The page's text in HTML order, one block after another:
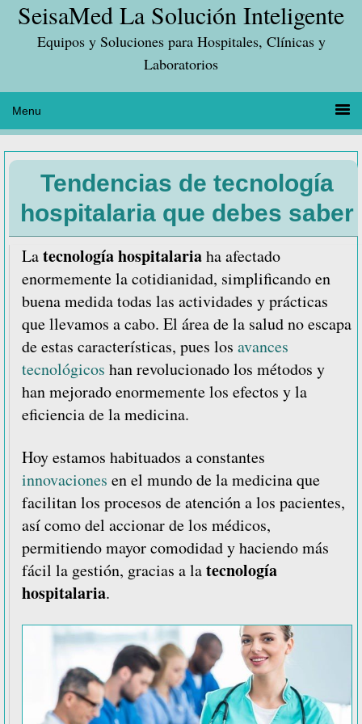
Saltar
principal
Saltar
contenido
Saltar
lateral
principal
SeisaMed La Solución Inteligente
Equipos y Soluciones para Hospitales, Clínicas y
Laboratorios
Tendencias de tecnología
hospitalaria que debes saber
Latecnología hospitalariaha afectado
enormemente la cotidianidad, simplificando en
buena medida todas las actividades y prácticas
que llevamos a cabo. El área de la salud no escapa
de estas características, pues los avances
tecnológicos han revolucionado los métodos y
han mejorado enormemente los efectos y la
eficiencia de la medicina.
Hoy estamos habituados a constantes
innovaciones en el mundo de la medicina que
facilitan los procesos de atención a los pacientes,
así como del accionar de los médicos,
permitiendo mayor comodidad y haciendo más
fácil la gestión, gracias a latecnología
hospitalaria.